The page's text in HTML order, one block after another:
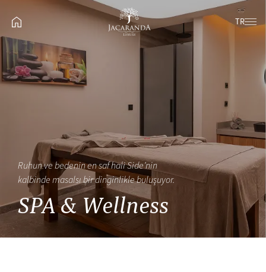
TR
Ruhun ve bedenin en saf hali Side’nin
kalbinde masalsı bir dinginlikle buluşuyor.
SPA & Wellness